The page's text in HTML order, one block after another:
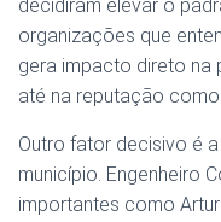
decidiram elevar o
organizações que
gera impacto direto na
até na reputação
Outro fator decisivo é
município. Engenheiro
importantes como